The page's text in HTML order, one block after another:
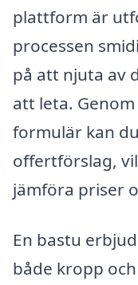
plattform är
processen
på att njuta av
att leta.
formulär kan
offertförslag,
jämföra priser
En bastu
både kropp